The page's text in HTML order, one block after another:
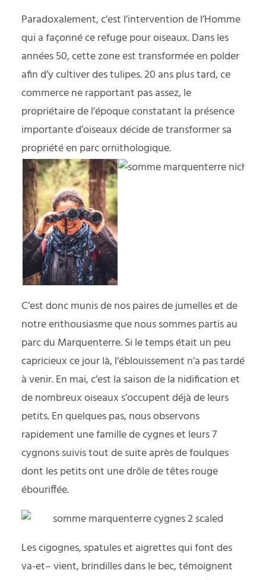
Paradoxalement, c’est l’intervention de l’Homme
qui a façonné ce refuge pour oiseaux. Dans les
années 50, cette zone est transformée en polder
afin d’y cultiver des tulipes. 20 ans plus tard, ce
commerce ne rapportant pas assez, le
propriétaire de l’époque constatant la présence
importante d’oiseaux décide de transformer sa
propriété en parc ornithologique.
C’est donc munis de nos paires de jumelles et de
notre enthousiasme que nous sommes partis au
parc du Marquenterre. Si le temps était un peu
capricieux ce jour là, l’éblouissement n’a pas tardé
à venir. En mai, c’est la saison de la nidification et
de nombreux oiseaux s’occupent déjà de leurs
petits. En quelques pas, nous observons
rapidement une famille de cygnes et leurs 7
cygnons suivis tout de suite après de foulques
dont les petits ont une drôle de têtes rouge
ébouriffée.
Les cigognes, spatules et aigrettes qui font des
va-et– vient, brindilles dans le bec, témoignent